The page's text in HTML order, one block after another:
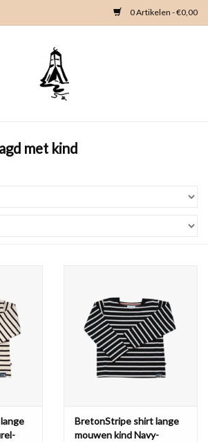
0 Artikelen - €0,00
met kind
BretonStripe shirt lange
mouwen kind Navy-